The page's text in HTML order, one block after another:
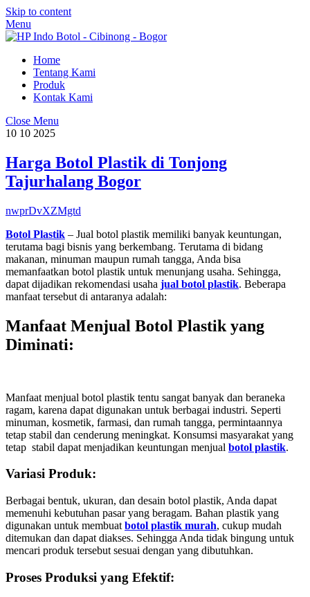
Skip to content
Menu
Home
Tentang Kami
Produk
Kontak Kami
Close Menu
10 10 2025
Harga Botol Plastik di Tonjong
Tajurhalang Bogor
nwprDvXZMgtd
Botol Plastik – Jual botol plastik memiliki banyak keuntungan,
terutama bagi bisnis yang berkembang. Terutama di bidang
makanan, minuman maupun rumah tangga, Anda bisa
memanfaatkan botol plastik untuk menunjang usaha. Sehingga,
dapat dijadikan rekomendasi usaha jual botol plastik. Beberapa
manfaat tersebut di antaranya adalah:
Manfaat Menjual Botol Plastik yang
Diminati:
Manfaat menjual botol plastik tentu sangat banyak dan beraneka
ragam, karena dapat digunakan untuk berbagai industri. Seperti
minuman, kosmetik, farmasi, dan rumah tangga, permintaannya
tetap stabil dan cenderung meningkat. Konsumsi masyarakat yang
tetap stabil dapat menjadikan keuntungan menjual botol plastik.
Variasi Produk:
Berbagai bentuk, ukuran, dan desain botol plastik, Anda dapat
memenuhi kebutuhan pasar yang beragam. Bahan plastik yang
digunakan untuk membuat botol plastik murah, cukup mudah
ditemukan dan dapat diakses. Sehingga Anda tidak bingung untuk
mencari produk tersebut sesuai dengan yang dibutuhkan.
Proses Produksi yang Efektif: